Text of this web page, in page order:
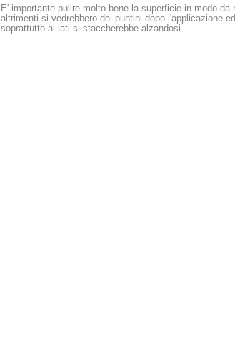
E' importante pulire molto bene la superficie in modo da
altrimenti si vedrebbero dei puntini dopo l'applicazione
soprattutto ai lati si staccherebbe alzandosi.